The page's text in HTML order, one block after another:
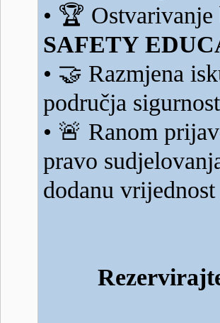
• 🏆
SAFETY
• 🤝 Razmjena
područja
• 🚨 Ranom
pravo
dodanu